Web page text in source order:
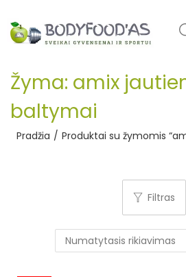
Žyma: amix
baltymai
Pradžia / Produktai su žymomis
Filtras